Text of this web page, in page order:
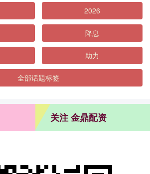
2026
降息
助力
全部话题标签
关注 金鼎配资